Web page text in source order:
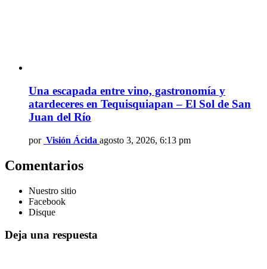
Una escapada entre vino, gastronomía y
atardeceres en Tequisquiapan – El Sol de San
Juan del Río
por Visión Ácida agosto 3, 2026, 6:13 pm
Comentarios
Nuestro sitio
Facebook
Disque
Deja una respuesta